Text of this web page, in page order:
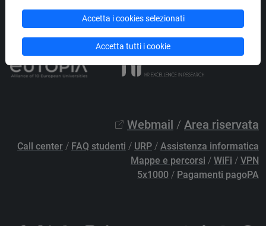
Privacy/Cookies/Credits e note legali
Elenco siti tematici
Webmail / Area riservata
Call center / FAQ studenti / URP / Assistenza informatica
Mappe e percorsi / WiFi / VPN
5x1000 / Pagamenti pagoPA
Accetta i cookies selezionati
Accetta tutti i cookie